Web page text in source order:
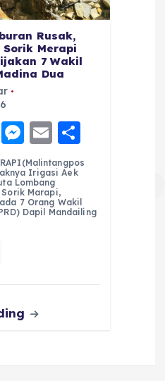
Rusak,
Merapi
7 Wakil
Dua
T
M
e
ss
e
n
E
m
ai
l
h
re
Irigasi Aek
Lombang
Marapi,
7 Orang Wakil
Dapil Mandailing